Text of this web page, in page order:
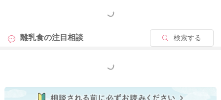
ここで気を付けてほしいのが「偏食で食べないのが当たり前だ
ったら、仕方がない」と諦めてしまうことです。親が何もサポ
きますので、長期スパンで何回もチャレンジし、子どもの食体
もっと見る
離乳食の注目相談 検索する
もっと見る